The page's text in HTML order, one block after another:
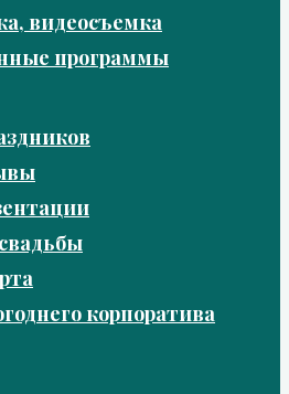
видеосъемка
программы
корпоратива